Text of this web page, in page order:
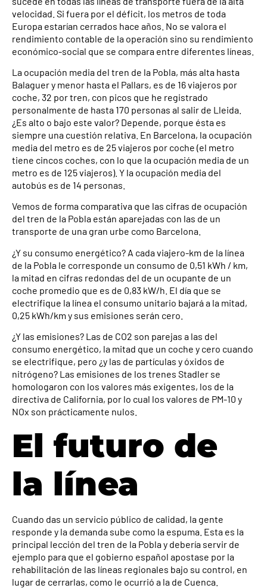
velocidad. Si fuera por el déficit, los metros de toda
Europa estarían cerrados hace años. No se valora el
rendimiento contable de la operación sino su rendimiento
económico-social que se compara entre diferentes líneas.
La ocupación media del tren de la Pobla, más alta hasta
Balaguer y menor hasta el Pallars, es de 16 viajeros por
coche, 32 por tren, con picos que he registrado
personalmente de hasta 170 personas al salir de Lleida.
¿Es alto o bajo este valor? Depende, porque ésta es
siempre una cuestión relativa. En Barcelona, la ocupación
media del metro es de 25 viajeros por coche (el metro
tiene cincos coches, con lo que la ocupación media de un
metro es de 125 viajeros). Y la ocupación media del
autobús es de 14 personas.
Vemos de forma comparativa que las cifras de ocupación
del tren de la Pobla están aparejadas con las de un
transporte de una gran urbe como Barcelona.
¿Y su consumo energético? A cada viajero-km de la línea
de la Pobla le corresponde un consumo de 0,51 kWh / km,
la mitad en cifras redondas del de un ocupante de un
coche promedio que es de 0,83 kW/h. El día que se
electrifique la línea el consumo unitario bajará a la mitad,
0,25 kWh/km y sus emisiones serán cero.
¿Y las emisiones? Las de CO2 son parejas a las del
consumo energético, la mitad que un coche y cero cuando
se electrifique, pero ¿y las de partículas y óxidos de
nitrógeno? Las emisiones de los trenes Stadler se
homologaron con los valores más exigentes, los de la
directiva de California, por lo cual los valores de PM-10 y
NOx son prácticamente nulos.
El futuro de
la línea
Cuando das un servicio público de calidad, la gente
responde y la demanda sube como la espuma. Esta es la
principal lección del tren de la Pobla y debería servir de
ejemplo para que el gobierno español apostase por la
rehabilitación de las líneas regionales bajo su control, en
lugar de cerrarlas, como le ocurrió a la de Cuenca.